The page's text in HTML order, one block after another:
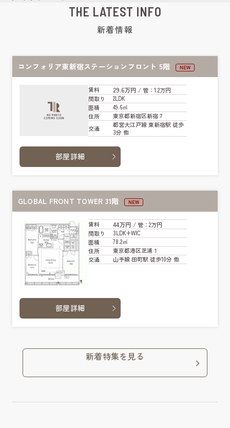
THE LATEST INFO
新着情報
コンフォリア東新宿ステーションフロント 5階 NEW
賃料 29.6万円 / 管：1.2万円
間取り
2LDK
面積
49.6㎡
住所
東京都新宿区新宿７
交通
都営大江戸線 東新宿駅 徒歩
3分 他
部屋詳細
GLOBAL FRONT TOWER 31階 NEW
賃料 44万円 / 管：2万円
間取り
3LDK+WIC
面積
78.2㎡
住所
東京都港区芝浦１
交通
山手線 田町駅 徒歩10分 他
部屋詳細
新着特集を見る